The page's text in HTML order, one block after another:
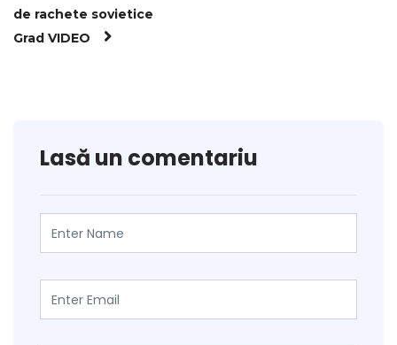
de rachete sovietice
Grad VIDEO
Lasă un comentariu